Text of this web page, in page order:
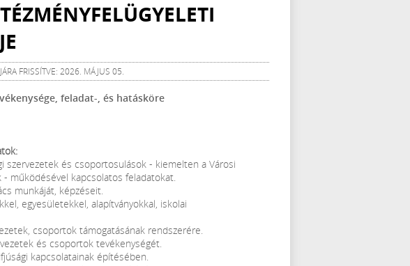
FRISSÍTVE: 2026. MÁJUS 05.
feladat-, és hatásköre
szervezetek és csoportosulások - kiemelten a Városi
működésével kapcsolatos feladatokat.
munkáját, képzéseit.
egyesületekkel, alapítványokkal, iskolai
csoportok támogatásának rendszerére.
és csoportok tevékenységét.
kapcsolatainak építésében.